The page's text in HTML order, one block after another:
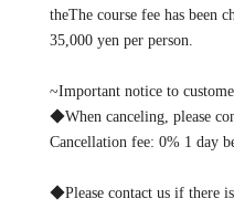
theThe course fee has been
35,000 yen per person.
~Important notice to
◆When canceling, please
Cancellation fee: 0% 1 day
◆Please contact us if there